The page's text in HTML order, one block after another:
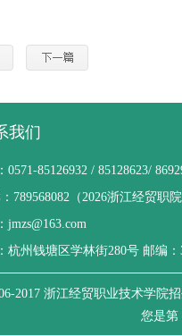
我们
0571-85126932 / 85128623/
789568082（2026浙江经贸职
jmzs@163.com
杭州钱塘区学林街280号 邮编：
2017 浙江经贸职业技术学院招
您是第